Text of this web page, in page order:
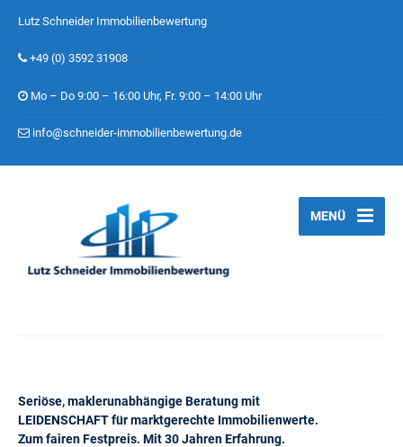
Lutz Schneider Immobilienbewertung
+49 (0) 3592 31908
Mo – Do 9:00 – 16:00 Uhr, Fr. 9:00 – 14:00 Uhr
info@schneider-immobilienbewertung.de
Seriöse, maklerunabhängige Beratung mit
LEIDENSCHAFT für marktgerechte Immobilienwerte.
Zum fairen Festpreis. Mit 30 Jahren Erfahrung.
MENÜ